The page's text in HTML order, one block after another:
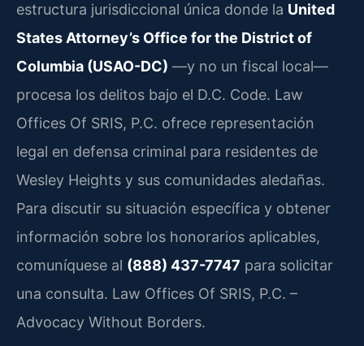
estructura jurisdiccional única donde la United
States Attorney’s Office for the District of
Columbia (USAO-DC) —y no un fiscal local—
procesa los delitos bajo el D.C. Code. Law
Offices Of SRIS, P.C. ofrece representación
legal en defensa criminal para residentes de
Wesley Heights y sus comunidades aledañas.
Para discutir su situación específica y obtener
información sobre los honorarios aplicables,
comuníquese al (888) 437-7747 para solicitar
una consulta. Law Offices Of SRIS, P.C. –
Advocacy Without Borders.